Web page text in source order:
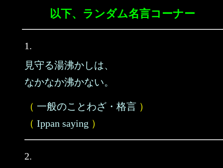
以下、ランダム名言コーナー
1.
見守る湯沸かしは、
なかなか沸かない。
（ 一般のことわざ・格言 ）
（ Ippan saying ）
2.